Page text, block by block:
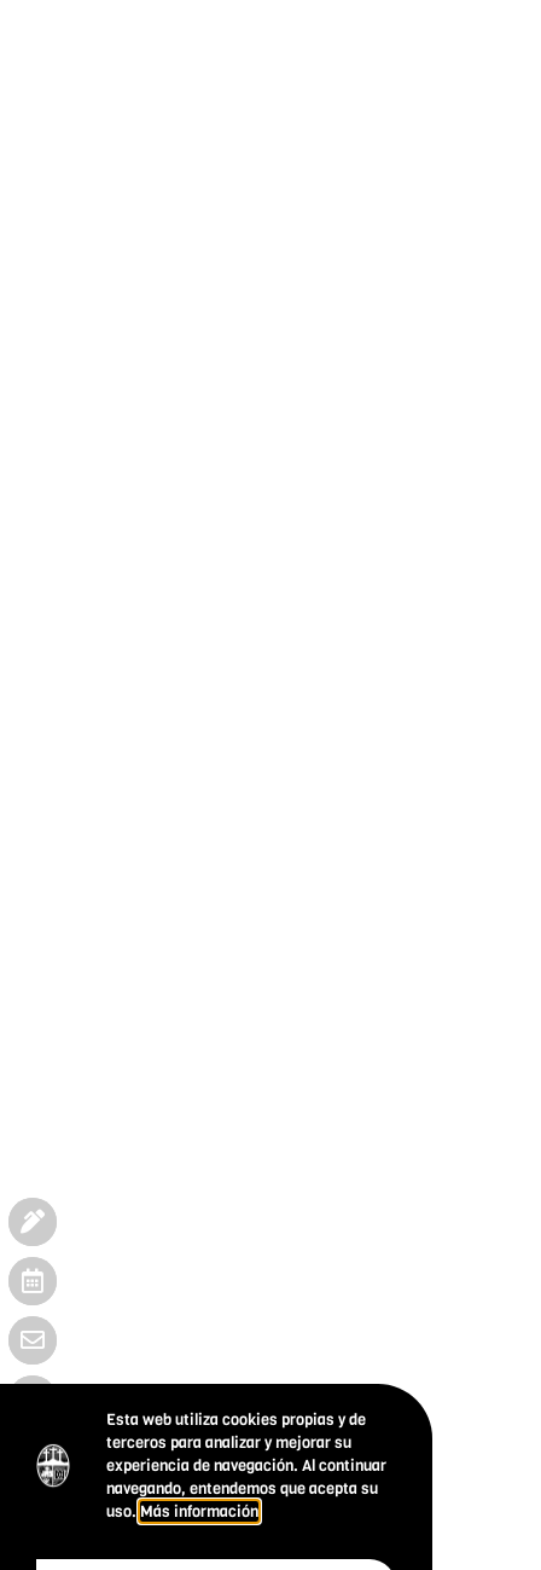
Esta web utiliza cookies propias y de
terceros para analizar y mejorar su
experiencia de navegación. Al continuar
navegando, entendemos que acepta su
uso. Más información